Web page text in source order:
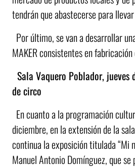
tendrán que abastecerse para
Por último, se van a desarrollar
MAKER consistentes en
Sala Vaquero Poblador, jueves
de circo
En cuanto a la programación
diciembre, en la extensión de la
continua la exposición titulada “Mi
Manuel Antonio Domínguez, que